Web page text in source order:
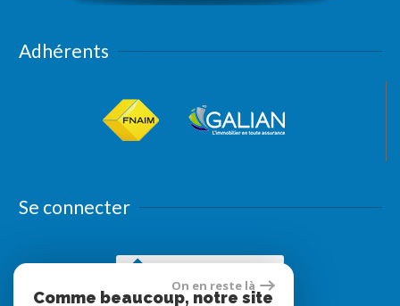
Adhérents
Se connecter
On en reste là
Comme beaucoup, notre site